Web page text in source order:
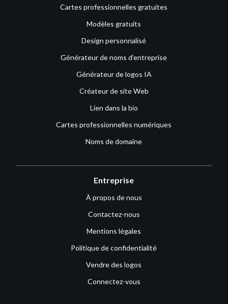
Cartes professionnelles gratuites
Modèles gratuits
Design personnalisé
Générateur de noms d’entreprise
Générateur de logos IA
Créateur de site Web
Lien dans la bio
Cartes professionnelles numériques
Noms de domaine
Entreprise
À propos de nous
Contactez-nous
Mentions légales
Politique de confidentialité
Vendre des logos
Connectez-vous